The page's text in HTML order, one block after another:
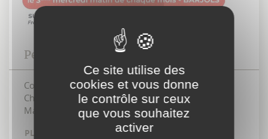
Permanences entreprises
Conseils et accompagnements proposés par la
Chambre des Métiers et de l'Artisanat dans les
Maisons France...
PLUS D´INFOS
Ce site utilise des
cookies et vous donne
le contrôle sur ceux
que vous souhaitez
activer